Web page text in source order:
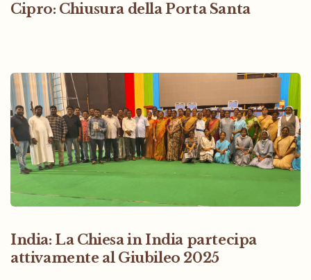
Cipro: Chiusura della Porta Santa
India: La Chiesa in India partecipa
attivamente al Giubileo 2025